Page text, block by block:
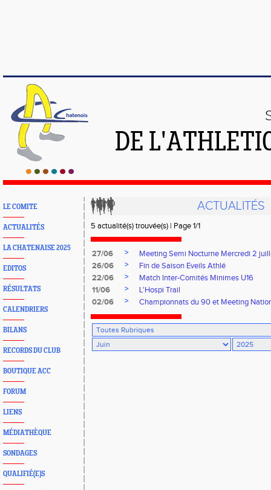
DE
LE COMITE
ACTUALITÉS
LA CHATENAISE 2025
EDITOS
RÉSULTATS
CALENDRIERS
BILANS
RECORDS DU CLUB
BOUTIQUE ACC
FORUM
LIENS
MÉDIATHÈQUE
SONDAGES
QUALIFIÉ(E)S
ACTUALITÉS
5 actualité(s) trouvée(s) | Page 1/1
27/06 >
Meeting Semi Nocturne Mercredi 2
26/06
>
Fin de Saison Eveils Athlé
22/06
>
Match Inter-Comités Minimes U16
11/06
>
L'Hospi Trail
02/06
> Championnats du 90 et Meeting